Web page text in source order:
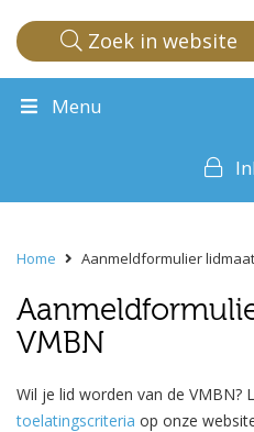
Zoek in website
Menu
Home Aanmeldformulier
VMBN
Wil je lid worden van de VMBN?
toelatingscriteria op onze